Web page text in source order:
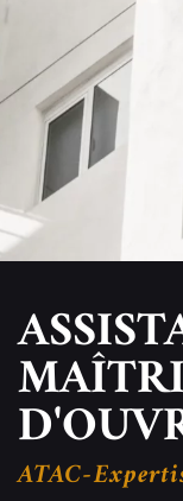
ATAC-